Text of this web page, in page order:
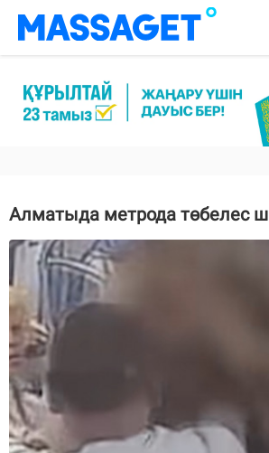
Алматыда метрода төбелес